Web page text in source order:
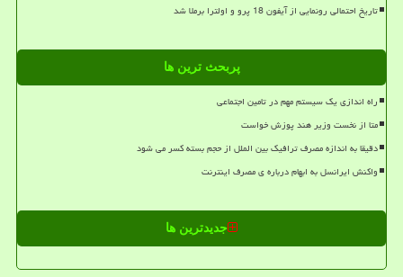
تاریخ احتمالی رونمایی از آیفون 18 پرو و اولترا برملا شد
پربحث ترین ها
راه اندازی یک سیستم مهم در تامین اجتماعی
متا از نخست وزیر هند پوزش خواست
دقیقا به اندازه مصرف ترافیک بین الملل از حجم بسته کسر می شود
واکنش ایرانسل به ابهام درباره ی مصرف اینترنت
جدیدترین ها